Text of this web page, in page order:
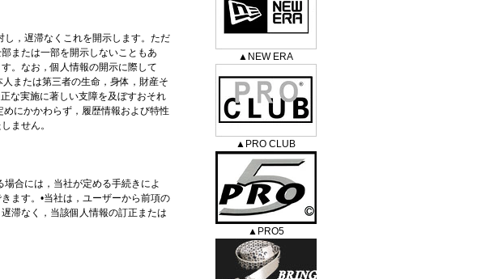
し，遅滞なくこれを開示します。ただ
または一部を開示しないこともあ
。なお，個人情報の開示に際して
または第三者の生命，身体，財産そ
な実施に著しい支障を及ぼすおそれ
にかかわらず，履歴情報および特性
ません。
合には，当社が定める手続きによ
ます。•当社は，ユーザーから前項の
滞なく，当該個人情報の訂正または
▲NEW ERA
▲PRO CLUB
▲PRO5